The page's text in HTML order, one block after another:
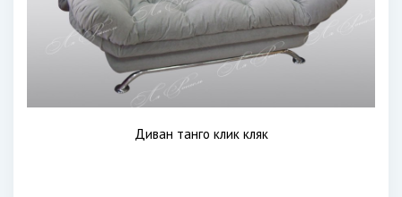
Диван танго клик кляк